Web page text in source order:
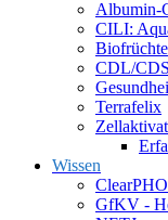
Albumin-
CILI:
Biofrüchte
CDL/CDS
Terrafelix
Wissen
GfKV -